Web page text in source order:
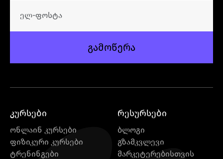
გამოწერა
კურსები
ონლაინ კურსები
ფიზიკური კურსები
ტრენინგები
რესურსები
ბლოგი
გზამკვლევი
მარკეტერებისთვის